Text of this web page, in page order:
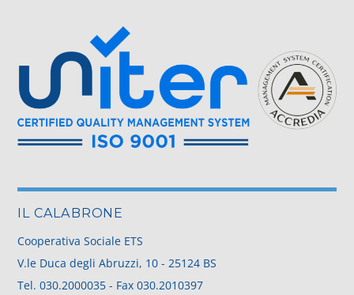
IL CALABRONE
Cooperativa Sociale ETS
V.le Duca degli Abruzzi, 10 - 25124 BS
Tel.030.2000035 - Fax 030.2010397